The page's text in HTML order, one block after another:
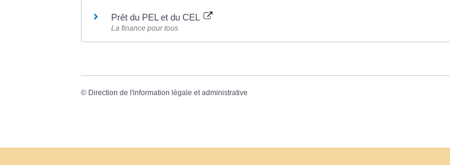
Prêt du PEL et du CEL
La finance pour tous
© Direction de l'information légale et administrative